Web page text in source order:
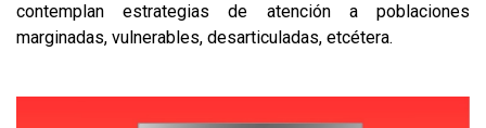
contemplan estrategias de atención a poblaciones
marginadas, vulnerables, desarticuladas, etcétera.